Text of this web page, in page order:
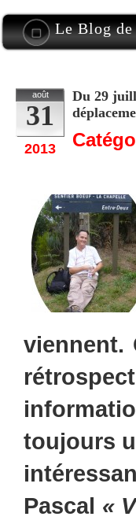
Le Blog
août
31
2013
Du 29
viennent.
toujours
Pascal «